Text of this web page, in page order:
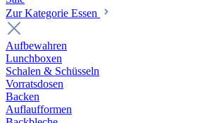
Zur Kategorie Essen
Aufbewahren
Lunchboxen
Schalen & Schüsseln
Vorratsdosen
Backen
Auflaufformen